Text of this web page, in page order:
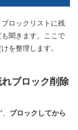
ブロックリストに残
聞きます。ここで
を整理します。
ブロック削除
ブロックしてから